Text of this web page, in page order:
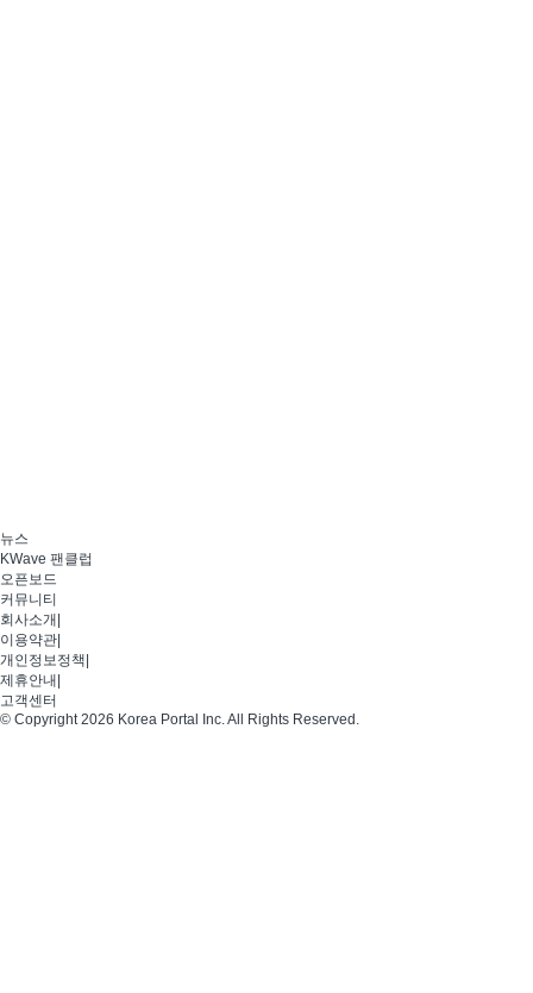
뉴스
KWave 팬클럽
오픈보드
커뮤니티
회사소개
이용약관
개인정보정책
제휴안내
고객센터
© Copyright 2026 Korea Portal Inc. All Rights Reserved.